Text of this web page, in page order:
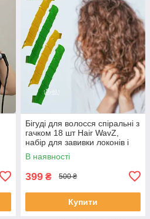
Бігуді для волосся спіральні з
гачком 18 шт Hair WavZ,
набір для завивки локонів і
кучерів, чарівні бігуді, WZ-15
В наявності
399 ₴ 500 ₴
Купити